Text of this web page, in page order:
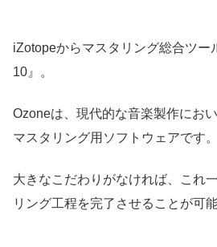
iZotopeからマスタリング総合ツー
10』。
Ozoneは、現代的な音楽製作にお
マスタリング用ソフトウェアです。
大きなこだわりがなければ、これ
リング工程を完了させることが可能